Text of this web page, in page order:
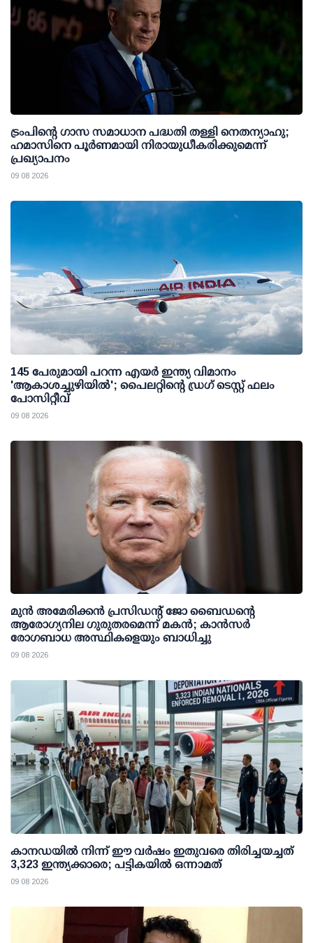
ട്രംപിന്റെ ഗാസ സമാധാന പദ്ധതി തള്ളി നെതന്യാഹു;
ഹമാസിനെ പൂര്‍ണമായി നിരായുധീകരിക്കുമെന്ന്
പ്രഖ്യാപനം
09 08 2026
145 പേരുമായി പറന്ന എയര്‍ ഇന്ത്യ വിമാനം
'ആകാശച്ചുഴിയില്‍'; പൈലറ്റിന്റെ ഡ്രഗ് ടെസ്റ്റ് ഫലം
പോസിറ്റീവ്
09 08 2026
മുന്‍ അമേരിക്കന്‍ പ്രസിഡന്റ് ജോ ബൈഡന്റെ
ആരോഗ്യനില ഗുരുതരമെന്ന് മകന്‍; കാന്‍സര്‍
രോഗബാധ അസ്ഥികളെയും ബാധിച്ചു
09 08 2026
കാനഡയിൽ നിന്ന് ഈ വർഷം ഇതുവരെ തിരിച്ചയച്ചത്
3,323 ഇന്ത്യക്കാരെ; പട്ടികയിൽ ഒന്നാമത്
09 08 2026